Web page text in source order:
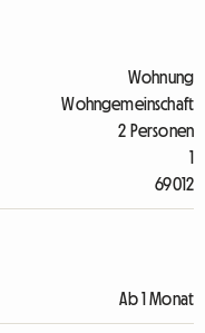
Wohnung
Wohngemeinschaft
2 Personen
1
69012
Ab 1 Monat